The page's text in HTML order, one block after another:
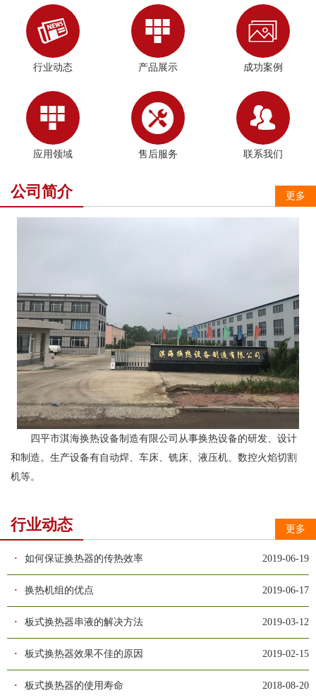

行业动态

产品展示

成功案例

应用领域

售后服务

联系我们
更多
公司简介
四平市淇海换热设备制造有限公司从事换热设备的研发、设计
和制造。生产设备有自动焊、车床、铣床、液压机、数控火焰切割
机等。
更多
行业动态
2019-06-19
· 如何保证换热器的传热效率
2019-06-17
· 换热机组的优点
2019-03-12
· 板式换热器串液的解决方法
2019-02-15
· 板式换热器效果不佳的原因
2018-08-20
· 板式换热器的使用寿命